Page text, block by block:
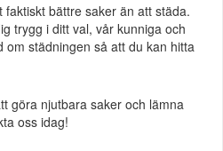
bättre saker än att städa.
trygg i ditt val, vår kunniga och
om städningen så att du kan hitta
göra njutbara saker och lämna
oss idag!